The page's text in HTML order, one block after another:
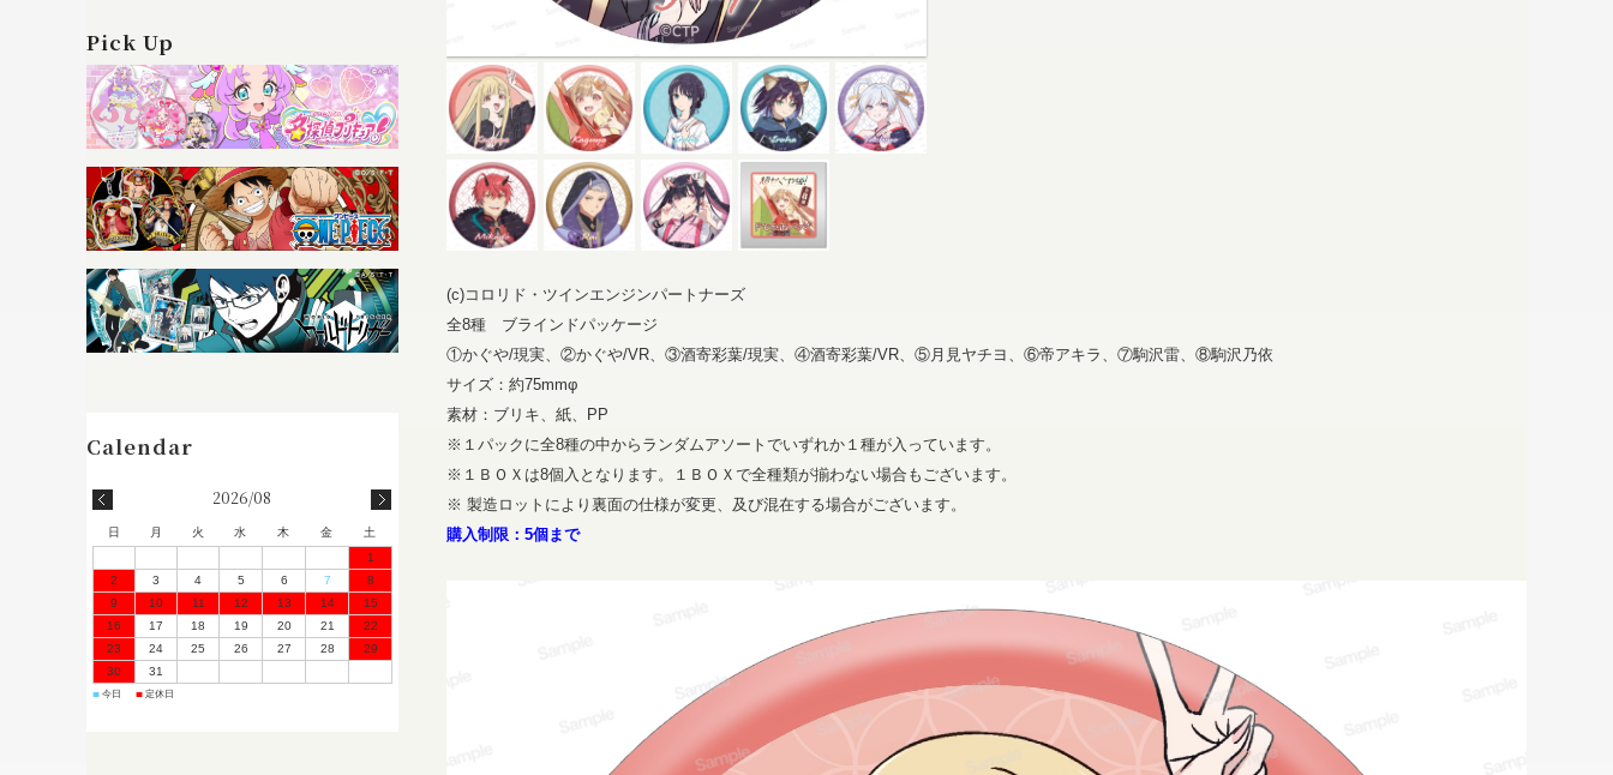
(c)コロリド・ツインエンジンパートナーズ
全8種 ブラインドパッケージ
①かぐや/現実、②かぐや/VR、③酒寄彩葉/現実、④酒寄彩葉/VR、⑤月見ヤチヨ、⑥帝アキラ、⑦駒沢雷、⑧駒沢乃依
サイズ：約75mmφ
素材：ブリキ、紙、PP
※１パックに全8種の中からランダムアソートでいずれか１種が入っています。
※１ＢＯＸは8個入となります。１ＢＯＸで全種類が揃わない場合もございます。
※ 製造ロットにより裏面の仕様が変更、及び混在する場合がございます。
購入制限：5個まで
Pick Up
2026/08
日 月 火 水 木 金
土
1
2
3 4 5 6 7
8
9
10 11 12 13 14
15
16
17 18 19 20 21
22
23
24 25 26 27 28
29
30
31
■ 今日 ■ 定休日